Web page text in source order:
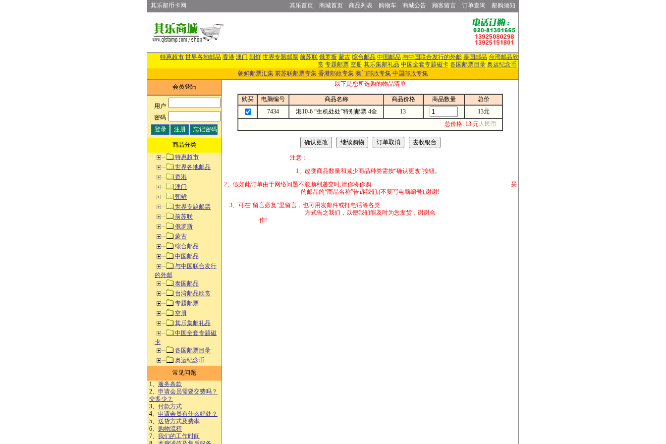
其乐邮币卡网 其乐首页 商城首页 商品列表 购物车 商城公告 顾客留言 订单查询 邮购须知
特惠超市 世界各地邮品 香港 澳门 朝鲜 世界专题邮票 前苏联 俄罗斯 蒙古 综合邮品 中国邮品 与中国联合发行的外邮 泰国邮品 台湾邮品欣
赏 专题邮票 空册 其乐集邮礼品 中国全套专题磁卡 各国邮票目录 奥运纪念币
朝鲜邮票汇集 前苏联邮票专集 香港邮政专集 澳门邮政专集 中国邮政专集
会员登陆
用户:
密码:
商品分类
特惠超市
世界各地邮品
香港
澳门
朝鲜
世界专题邮票
前苏联
俄罗斯
蒙古
综合邮品
中国邮品
与中国联合发行
的外邮
泰国邮品
台湾邮品欣赏
专题邮票
空册
其乐集邮礼品
中国全套专题磁
卡
各国邮票目录
奥运纪念币
常见问题
1、 服务条款
2、 申请会员需要交费吗？
交多少？
3、 付款方式
4、 申请会员有什么好处？
5、 送货方式及费率
6、 购物流程
7、 我们的工作时间
以下是您所选购的物品清单
购买 电脑编号 商品名称 商品价格 商品数量
总价
7434
港10-6 “生机处处”特别邮票 4全 13
13元
总价格: 13 元人民币
注意：
1、改变商品数量和减少商品种类需按“确认更改”按钮。
2、假如此订单由于网络问题不能顺利递交时,请你将你购 买
的邮品的“商品名称”告诉我们,(不要写电脑编号),谢谢!
3、可在“留言必复”里留言，也可用发邮件或打电话等各类
方式告之我们，以便我们能及时为您发货，谢谢合
作!